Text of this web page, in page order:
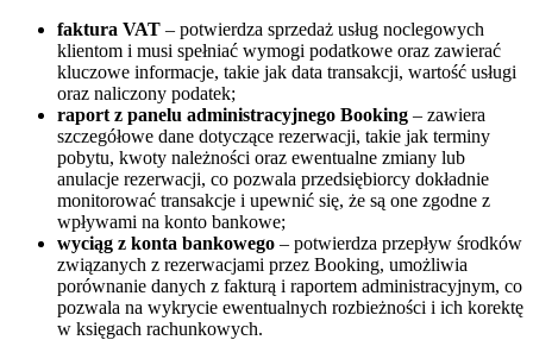
faktura VAT – potwierdza sprzedaż usług noclegowych
klientom i musi spełniać wymogi podatkowe oraz zawierać
kluczowe informacje, takie jak data transakcji, wartość usługi
oraz naliczony podatek;
raport z panelu administracyjnego Booking – zawiera
szczegółowe dane dotyczące rezerwacji, takie jak terminy
pobytu, kwoty należności oraz ewentualne zmiany lub
anulacje rezerwacji, co pozwala przedsiębiorcy dokładnie
monitorować transakcje i upewnić się, że są one zgodne z
wpływami na konto bankowe;
wyciąg z konta bankowego – potwierdza przepływ środków
związanych z rezerwacjami przez Booking, umożliwia
porównanie danych z fakturą i raportem administracyjnym, co
pozwala na wykrycie ewentualnych rozbieżności i ich korektę
w księgach rachunkowych.